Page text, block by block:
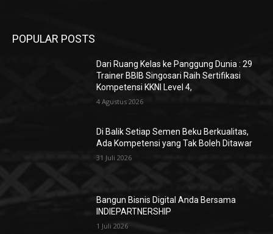
POPULAR POSTS
Dari Ruang Kelas ke Panggung Dunia : 29
Trainer BBIB Singosari Raih Sertifikasi
Kompetensi KKNI Level 4,
4 Agustus 2026
Di Balik Setiap Semen Beku Berkualitas,
Ada Kompetensi yang Tak Boleh Ditawar
31 Juli 2026
Bangun Bisnis Digital Anda Bersama
INDIEPARTNERSHIP
1 Juli 2026